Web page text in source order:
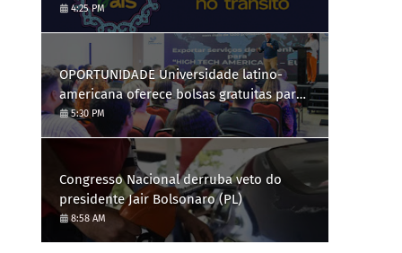
Gravatá, de 29 de julho a 3 de agosto
4:25 PM
OPORTUNIDADE Universidade latino-
americana oferece bolsas gratuitas para
Engenharia de Software; saiba como se
candidatar
5:30 PM
Congresso Nacional derruba veto do
presidente Jair Bolsonaro (PL)
8:58 AM